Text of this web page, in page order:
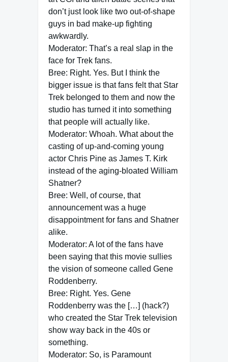
don’t just look like two out-of-shape
guys in bad make-up fighting
awkwardly.
Moderator: That’s a real slap in the
face for Trek fans.
Bree: Right. Yes. But I think the
bigger issue is that fans felt that Star
Trek belonged to them and now the
studio has turned it into something
that people will actually like.
Moderator: Whoah. What about the
casting of up-and-coming young
actor Chris Pine as James T. Kirk
instead of the aging-bloated William
Shatner?
Bree: Well, of course, that
announcement was a huge
disappointment for fans and Shatner
alike.
Moderator: A lot of the fans have
been saying that this movie sullies
the vision of someone called Gene
Roddenberry.
Bree: Right. Yes. Gene
Roddenberry was the […] (hack?)
who created the Star Trek television
show way back in the 40s or
something.
Moderator: So, is Paramount